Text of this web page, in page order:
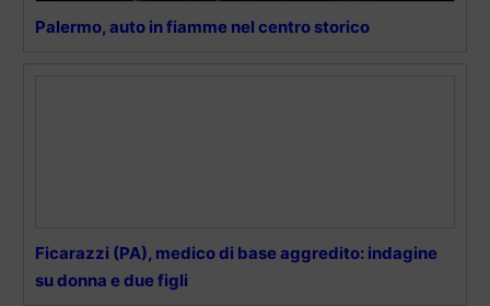
Palermo, auto in fiamme nel centro storico
Ficarazzi (PA), medico di base aggredito: indagine
su donna e due figli